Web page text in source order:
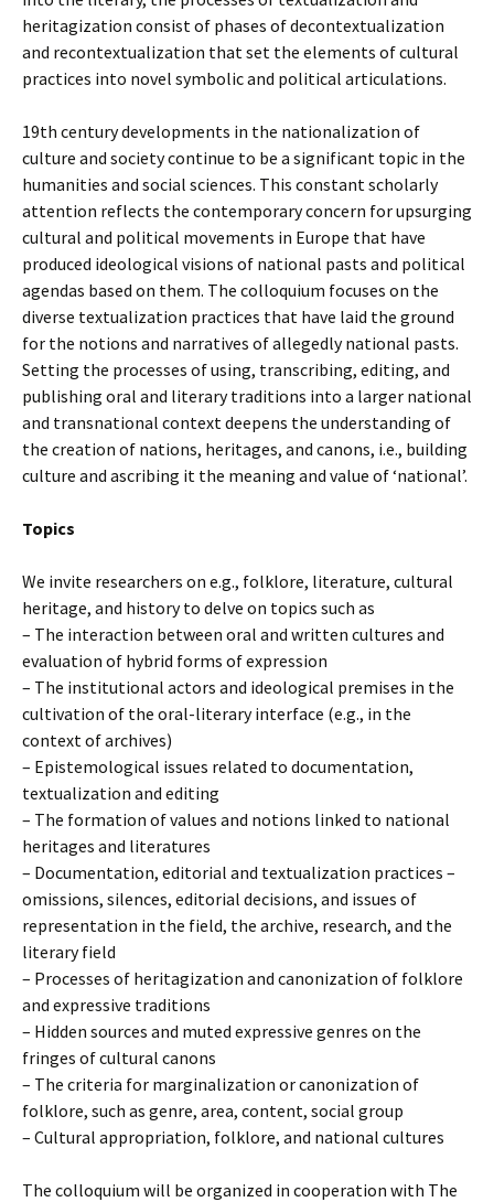
heritagization consist of phases of decontextualization
and recontextualization that set the elements of cultural
practices into novel symbolic and political articulations.
19th century developments in the nationalization of
culture and society continue to be a significant topic in the
humanities and social sciences. This constant scholarly
attention reflects the contemporary concern for upsurging
cultural and political movements in Europe that have
produced ideological visions of national pasts and political
agendas based on them. The colloquium focuses on the
diverse textualization practices that have laid the ground
for the notions and narratives of allegedly national pasts.
Setting the processes of using, transcribing, editing, and
publishing oral and literary traditions into a larger national
and transnational context deepens the understanding of
the creation of nations, heritages, and canons, i.e., building
culture and ascribing it the meaning and value of ‘national’.
Topics
We invite researchers on e.g., folklore, literature, cultural
heritage, and history to delve on topics such as
– The interaction between oral and written cultures and
evaluation of hybrid forms of expression
– The institutional actors and ideological premises in the
cultivation of the oral-literary interface (e.g., in the
context of archives)
– Epistemological issues related to documentation,
textualization and editing
– The formation of values and notions linked to national
heritages and literatures
– Documentation, editorial and textualization practices –
omissions, silences, editorial decisions, and issues of
representation in the field, the archive, research, and the
literary field
– Processes of heritagization and canonization of folklore
and expressive traditions
– Hidden sources and muted expressive genres on the
fringes of cultural canons
– The criteria for marginalization or canonization of
folklore, such as genre, area, content, social group
– Cultural appropriation, folklore, and national cultures
The colloquium will be organized in cooperation with The